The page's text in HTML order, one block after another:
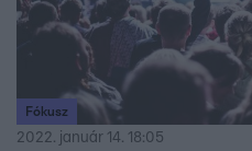
Fókusz
2022. január 14. 18:05